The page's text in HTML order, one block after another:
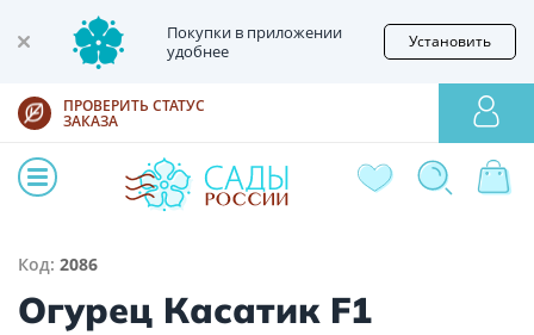
Покупки в приложении
удобнее
Установить
ПРОВЕРИТЬ СТАТУС
ЗАКАЗА
Код: 2086
Огурец Касатик F1